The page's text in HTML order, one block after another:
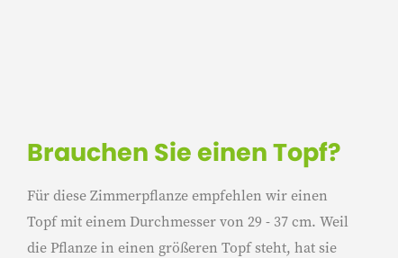
Brauchen Sie einen Topf?
Für diese Zimmerpflanze empfehlen wir einen
Topf mit einem Durchmesser von 29 - 37 cm. Weil
die Pflanze in einen größeren Topf steht, hat sie